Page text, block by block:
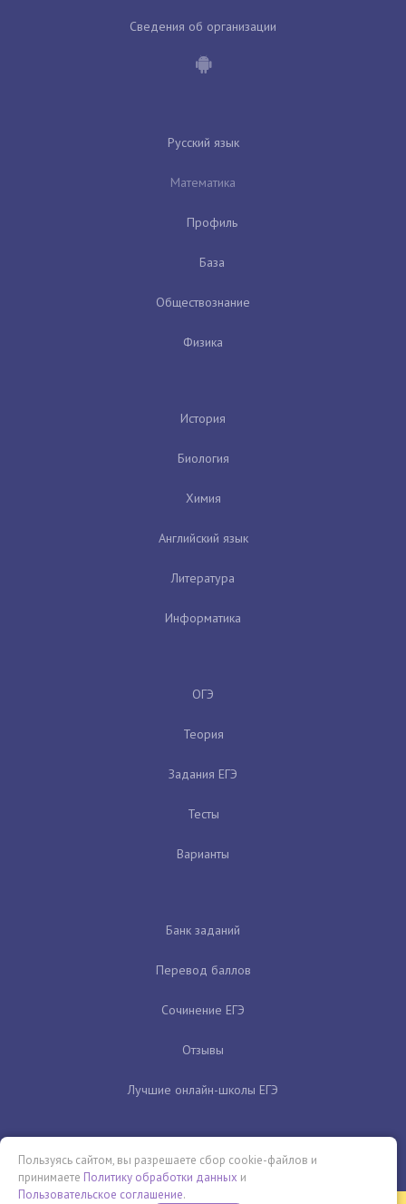
Сведения об организации
Русский язык
Математика
Профиль
База
Обществознание
Физика
История
Биология
Химия
Английский язык
Литература
Информатика
ОГЭ
Теория
Задания ЕГЭ
Тесты
Варианты
Банк заданий
Перевод баллов
Сочинение ЕГЭ
Отзывы
Лучшие онлайн-школы ЕГЭ
Пользуясь сайтом, вы разрешаете сбор cookie-файлов и
принимаете Политику обработки данных и
Пользовательское соглашение.